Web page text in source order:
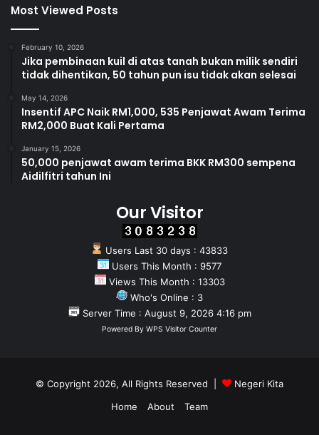
Most Viewed Posts
February 10, 2026
Jika pembinaan kuil di atas tanah bukan milik sendiri
tidak dihentikan, 50 tahun pun isu tidak akan selesai
May 14, 2026
Insentif APC Naik RM1,000, 535 Penjawat Awam Terima
RM2,000 Buat Kali Pertama
January 15, 2026
50,000 penjawat awam terima BKK RM300 sempena
Aidilfitri tahun Ini
Our Visitor
Users Last 30 days : 43833
Users This Month : 9577
Views This Month : 13303
Who's Online : 3
Server Time : August 9, 2026 4:16 pm
Powered By WPS Visitor Counter
© Copyright 2026, All Rights Reserved |
Negeri Kita
Home
About Team